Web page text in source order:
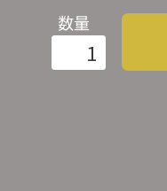
数量